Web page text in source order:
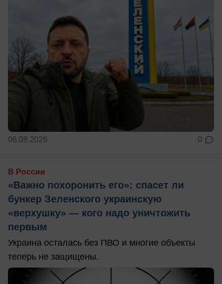
06.08.2026 0
В России
«Важно похоронить его»: спасет ли
бункер Зеленского украинскую
«верхушку» — кого надо уничтожить
первым
Украина осталась без ПВО и многие объекты
теперь не защищены.